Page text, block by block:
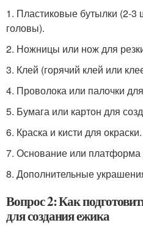
1. Пластиковые бутылки (2-3
головы).
2. Ножницы или нож для
3. Клей (горячий клей или
4. Проволока или палочки
5. Бумага или картон для
6. Краска и кисти для окраски.
7. Основание или платформа
8. Дополнительные
Вопрос 2: Как
для создания ежика